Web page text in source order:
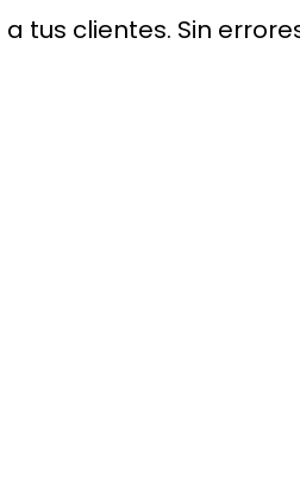
tus clientes. Sin